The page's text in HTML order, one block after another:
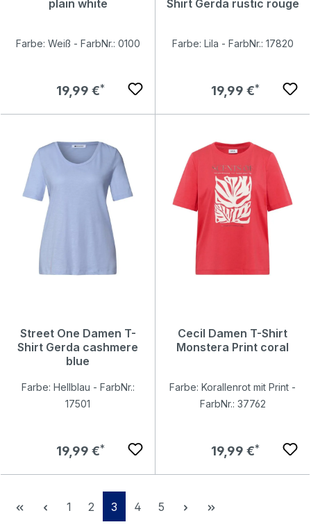
plain white
Farbe: Weiß - FarbNr.: 0100
Regulärer Preis:
19,99 €
Shirt Gerda rustic rouge
Farbe: Lila - FarbNr.: 17820
Regulärer Preis:
19,99 €
Street One Damen T-
Shirt Gerda cashmere
blue
Farbe: Hellblau - FarbNr.:
17501
Regulärer Preis:
19,99 €
Cecil Damen T-Shirt
Monstera Print coral
Farbe: Korallenrot mit Print -
FarbNr.: 37762
Regulärer Preis:
19,99 €
Seite
1 Seite
2 Seite
3 Seite
4 Seite
5